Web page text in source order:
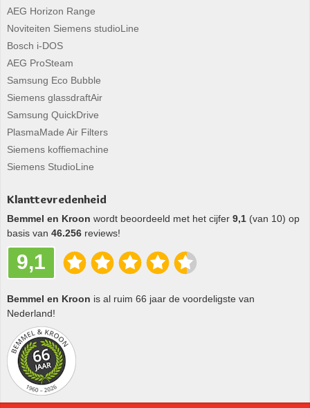
AEG Horizon Range
Noviteiten Siemens studioLine
Bosch i-DOS
AEG ProSteam
Samsung Eco Bubble
Siemens glassdraftAir
Samsung QuickDrive
PlasmaMade Air Filters
Siemens koffiemachine
Siemens StudioLine
Klanttevredenheid
Bemmel en Kroon wordt beoordeeld met het cijfer 9,1 (van 10) op
basis van 46.256 reviews!
9,1
Bemmel en Kroon is al ruim 66 jaar de voordeligste van
Nederland!